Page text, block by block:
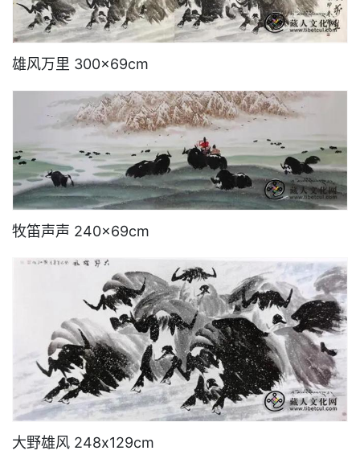
雄风万里 300×69cm
牧笛声声 240×69cm
大野雄风 248x129cm